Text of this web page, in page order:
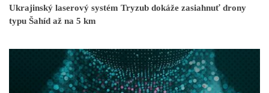
Ukrajinský laserový systém Tryzub dokáže zasiahnuť drony
typu Šahíd až na 5 km